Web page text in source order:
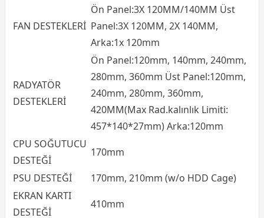
FAN DESTEKLERİ
Ön Panel:3X 120MM/140MM Üst
Panel:3X 120MM, 2X 140MM,
Arka:1x 120mm
RADYATÖR
DESTEKLERİ
Ön Panel:120mm, 140mm, 240mm,
280mm, 360mm Üst Panel:120mm,
240mm, 280mm, 360mm,
420MM(Max Rad.kalınlık Limiti:
457*140*27mm) Arka:120mm
CPU SOĞUTUCU
DESTEĞİ
170mm
PSU DESTEĞİ
170mm, 210mm (w/o HDD Cage)
EKRAN KARTI
DESTEĞİ
410mm